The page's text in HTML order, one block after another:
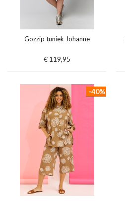
Gozzip tuniek Johanne
€ 119,95
-40%